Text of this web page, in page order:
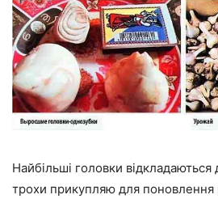
Найбільші головки відкладаються
трохи прикупляю для поновлення